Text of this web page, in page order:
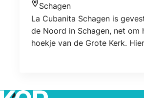
Locatie
Schagen
La Cubanita Schagen is
de Noord in Schagen, net om
hoekje van de Grote Kerk.
avond uit. La Cubanita is goed